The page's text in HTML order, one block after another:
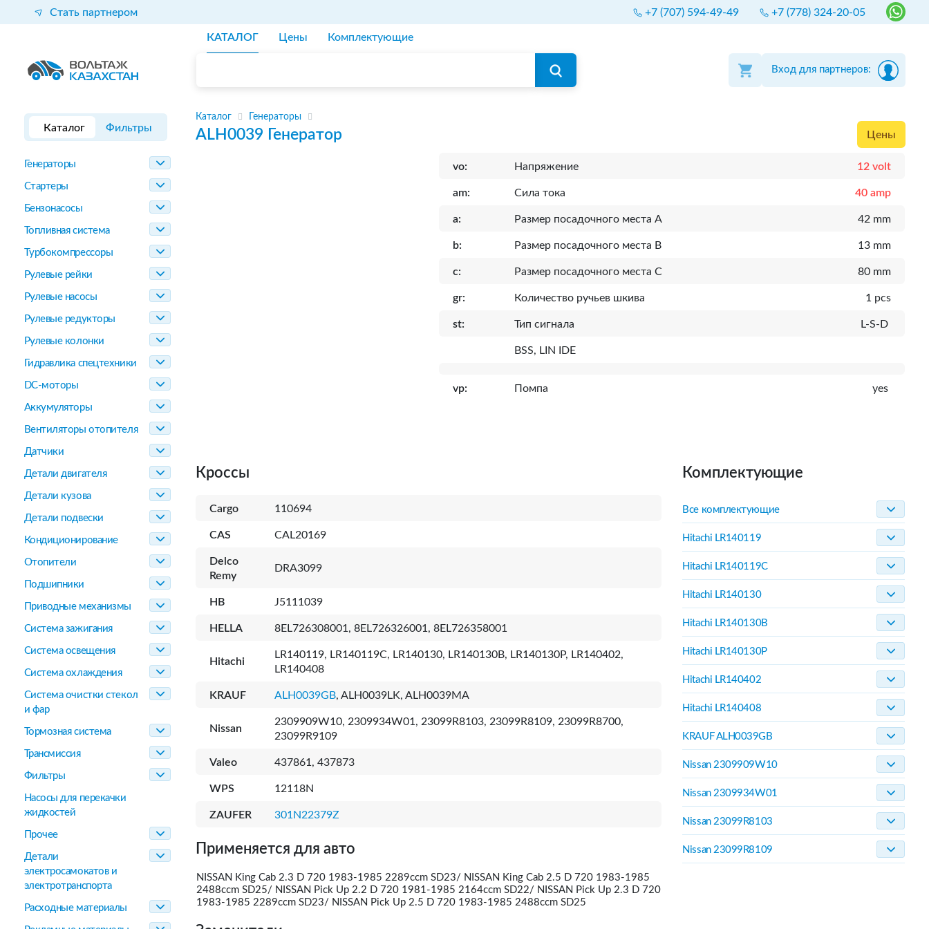
Стать партнером +7 (707) 594-49-49 +7 (778) 324-20-05
КАТАЛОГ Цены Комплектующие
Вход для партнеров:
Каталог Фильтры
Генераторы
Стартеры
Бензонасосы
Топливная система
Турбокомпрессоры
Рулевые рейки
Рулевые насосы
Рулевые редукторы
Рулевые колонки
Гидравлика спецтехники
DC-моторы
Аккумуляторы
Вентиляторы отопителя
Датчики
Детали двигателя
Детали кузова
Детали подвески
Кондиционирование
Отопители
Подшипники
Приводные механизмы
Система зажигания
Система освещения
Система охлаждения
Система очистки стекол
и фар
Тормозная система
Трансмиссия
Фильтры
Насосы для перекачки
жидкостей
Прочее
Детали
электросамокатов и
электротранспорта
Расходные материалы
Каталог Генераторы
ALH0039 Генератор Цены
vo: Напряжение 12 volt
am: Сила тока 40 amp
a: Размер посадочного места A 42 mm
b: Размер посадочного места B 13 mm
c: Размер посадочного места C 80 mm
gr: Количество ручьев шкива 1 pcs
st: Тип сигнала L-S-D
BSS, LIN IDE
vp: Помпа yes
Кроссы
Cargo 110694
CAS CAL20169
Delco
Remy
DRA3099
HB J5111039
HELLA 8EL726308001, 8EL726326001, 8EL726358001
Hitachi
LR140119, LR140119C, LR140130, LR140130B, LR140130P, LR140402,
LR140408
KRAUF ALH0039GB, ALH0039LK, ALH0039MA
Nissan
2309909W10, 2309934W01, 23099R8103, 23099R8109, 23099R8700,
23099R9109
Valeo 437861, 437873
WPS 12118N
ZAUFER 301N22379Z
Применяется для авто
NISSAN King Cab 2.3 D 720 1983-1985 2289ccm SD23/ NISSAN King Cab 2.5 D 720 1983-1985
2488ccm SD25/ NISSAN Pick Up 2.2 D 720 1981-1985 2164ccm SD22/ NISSAN Pick Up 2.3 D 720
1983-1985 2289ccm SD23/ NISSAN Pick Up 2.5 D 720 1983-1985 2488ccm SD25
Комплектующие
Все комплектующие
Hitachi LR140119
Hitachi LR140119C
Hitachi LR140130
Hitachi LR140130B
Hitachi LR140130P
Hitachi LR140402
Hitachi LR140408
KRAUF ALH0039GB
Nissan 2309909W10
Nissan 2309934W01
Nissan 23099R8103
Nissan 23099R8109